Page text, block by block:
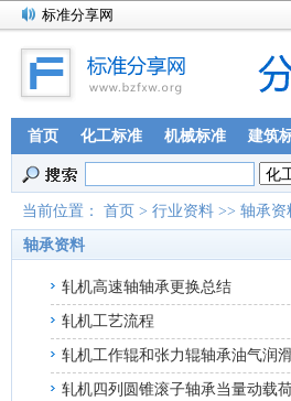
标准分享网
首页 化工标准 机械标准 建筑
当前位置： 首页 > 行业资料 >> 轴承资
轴承资料
轧机高速轴轴承更换总结
轧机工艺流程
轧机工作辊和张力辊轴承油气润
轧机四列圆锥滚子轴承当量动载